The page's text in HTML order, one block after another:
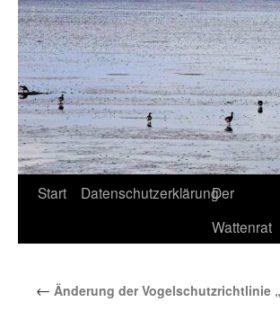
Start DatenschutzerklärungDer
Wattenrat
← Änderung der Vogelschutzrichtlinie